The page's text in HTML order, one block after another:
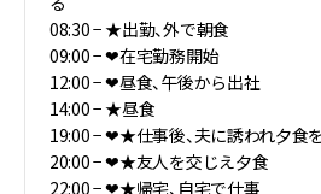
08:30 − ★出勤、外で朝食
09:00 − ❤︎在宅勤務開始
12:00 − ❤︎昼食、午後から出社
14:00 − ★昼食
19:00 − ❤︎★仕事後、夫に誘われ夕食
20:00 − ❤︎★友人を交じえ夕食
22:00 − ❤︎★帰宅、自宅で仕事